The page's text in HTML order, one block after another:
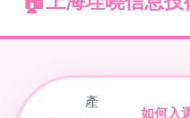
產
如何入